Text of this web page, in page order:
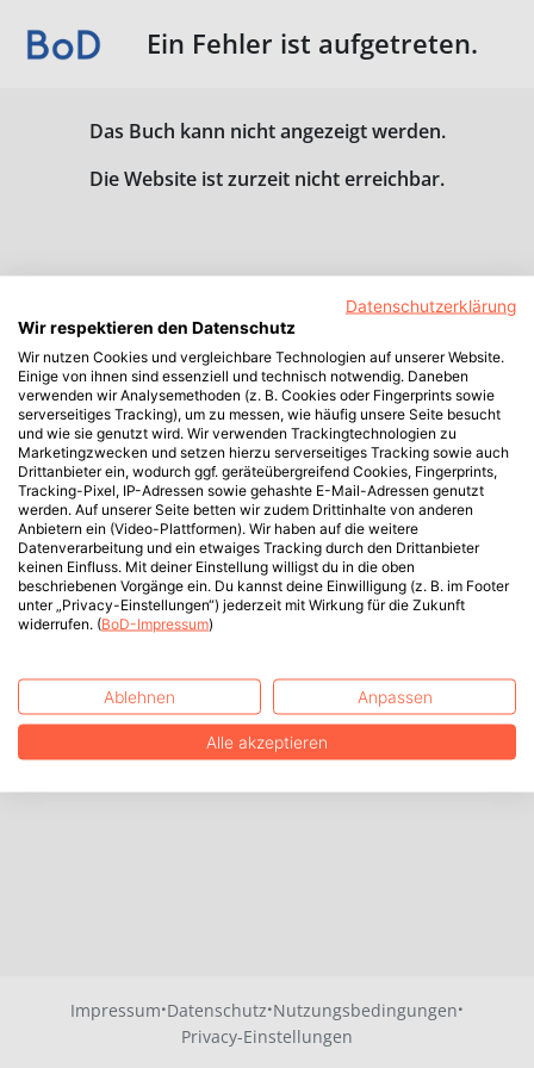
Ein Fehler ist aufgetreten.
Das Buch kann nicht angezeigt werden.
Die Website ist zurzeit nicht erreichbar.
Impressum·Datenschutz·Nutzungsbedingungen·
Privacy-Einstellungen
Datenschutzerklärung
Wir respektieren den Datenschutz
Wir nutzen Cookies und vergleichbare Technologien auf unserer Website.
Einige von ihnen sind essenziell und technisch notwendig. Daneben
verwenden wir Analysemethoden (z. B. Cookies oder Fingerprints sowie
serverseitiges Tracking), um zu messen, wie häufig unsere Seite besucht
und wie sie genutzt wird. Wir verwenden Trackingtechnologien zu
Marketingzwecken und setzen hierzu serverseitiges Tracking sowie auch
Drittanbieter ein, wodurch ggf. geräteübergreifend Cookies, Fingerprints,
Tracking-Pixel, IP-Adressen sowie gehashte E-Mail-Adressen genutzt
werden. Auf unserer Seite betten wir zudem Drittinhalte von anderen
Anbietern ein (Video-Plattformen). Wir haben auf die weitere
Datenverarbeitung und ein etwaiges Tracking durch den Drittanbieter
keinen Einfluss. Mit deiner Einstellung willigst du in die oben
beschriebenen Vorgänge ein. Du kannst deine Einwilligung (z. B. im Footer
unter „Privacy-Einstellungen“) jederzeit mit Wirkung für die Zukunft
widerrufen. (BoD-Impressum)
Ablehnen Anpassen
Alle akzeptieren